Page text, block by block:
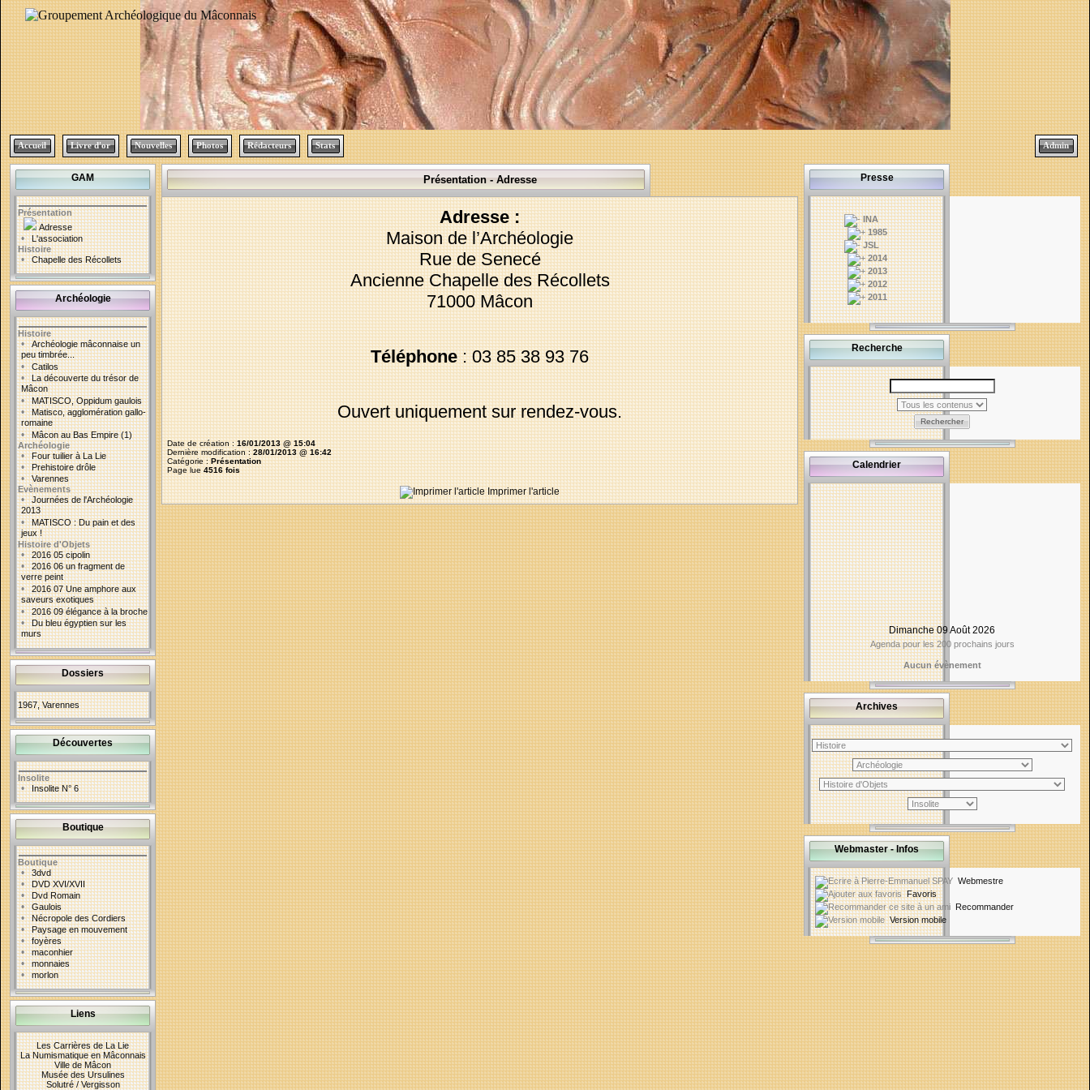
Admin
Accueil Livre d'or Nouvelles Photos Rédacteurs Stats
GAM
Présentation
Adresse
•L'association
Histoire
•Chapelle des Récollets
Archéologie
Histoire
•Archéologie mâconnaise un
peu timbrée...
•Catilos
•La découverte du trésor de
Mâcon
•MATISCO, Oppidum gaulois
•Matisco, agglomération gallo-
romaine
•Mâcon au Bas Empire (1)
Archéologie
•Four tuilier à La Lie
•Prehistoire drôle
•Varennes
Evènements
•Journées de l'Archéologie
2013
•MATISCO : Du pain et des
jeux !
Histoire d'Objets
•2016 05 cipolin
•2016 06 un fragment de
verre peint
•2016 07 Une amphore aux
saveurs exotiques
•2016 09 élégance à la broche
•Du bleu égyptien sur les
murs
Dossiers
1967, Varennes
Découvertes
Insolite
•Insolite N° 6
Boutique
Boutique
•3dvd
•DVD XVI/XVII
•Dvd Romain
•Gaulois
•Nécropole des Cordiers
•Paysage en mouvement
•foyères
•maconhier
•monnaies
•morlon
Liens
Les Carrières de La Lie
La Numismatique en Mâconnais
Ville de Mâcon
Musée des Ursulines
Solutré / Vergisson
Présentation - Adresse
Adresse :
Maison de l’Archéologie
Rue de Senecé
Ancienne Chapelle des Récollets
71000 Mâcon
Téléphone: 03 85 38 93 76
Ouvert uniquement sur rendez-vous.
Date de création :16/01/2013 @ 15:04
Dernière modification :28/01/2013 @ 16:42
Catégorie :Présentation
Page lue4516 fois
Imprimer l'article
Presse
INA
1985
JSL
2014
2013
2012
2011
Recherche
Rechercher
Calendrier
Dimanche 09 Août 2026
Agenda pour les 200 prochains jours
Aucun évènement
Archives
Webmaster - Infos
Webmestre
Favoris
Recommander
Version mobile